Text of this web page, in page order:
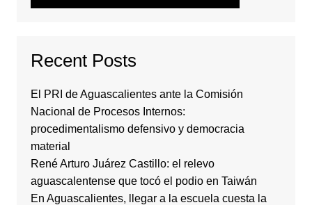
Recent Posts
El PRI de Aguascalientes ante la Comisión
Nacional de Procesos Internos:
procedimentalismo defensivo y democracia
material
René Arturo Juárez Castillo: el relevo
aguascalentense que tocó el podio en Taiwán
En Aguascalientes, llegar a la escuela cuesta la